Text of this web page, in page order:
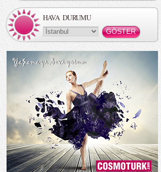
HAVA DURUMU